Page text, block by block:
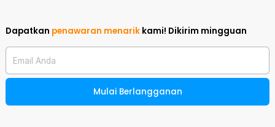
Dapatkan penawaran menarik kami! Dikirim mingguan
Email Anda
Mulai Berlangganan